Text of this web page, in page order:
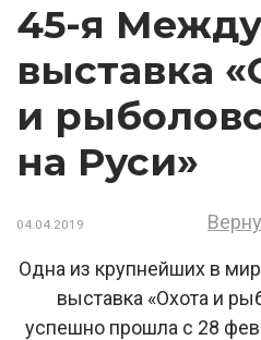
45-я
выставка
и
на Руси»
04.04.2019
Одна из крупнейших в
выставка «Охота и
успешно прошла с 28